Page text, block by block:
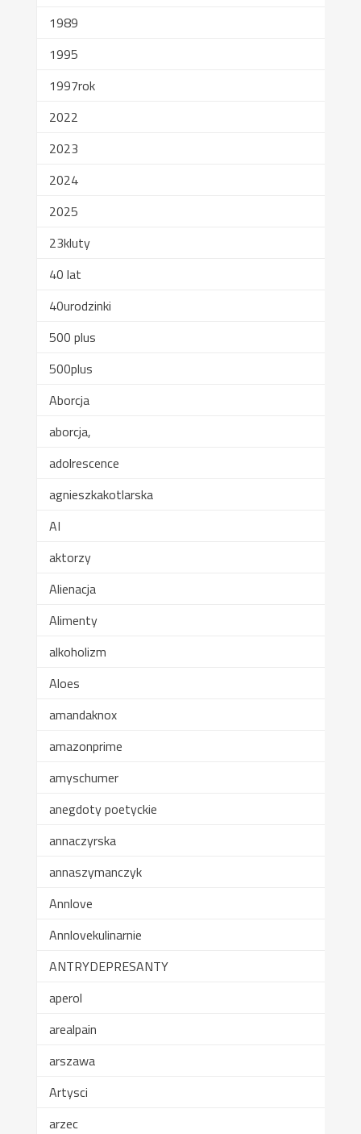
1989
1995
1997rok
2022
2023
2024
2025
23kluty
40 lat
40urodzinki
500 plus
500plus
Aborcja
aborcja,
adolrescence
agnieszkakotlarska
AI
aktorzy
Alienacja
Alimenty
alkoholizm
Aloes
amandaknox
amazonprime
amyschumer
anegdoty poetyckie
annaczyrska
annaszymanczyk
Annlove
Annlovekulinarnie
ANTRYDEPRESANTY
aperol
arealpain
arszawa
Artysci
arzec